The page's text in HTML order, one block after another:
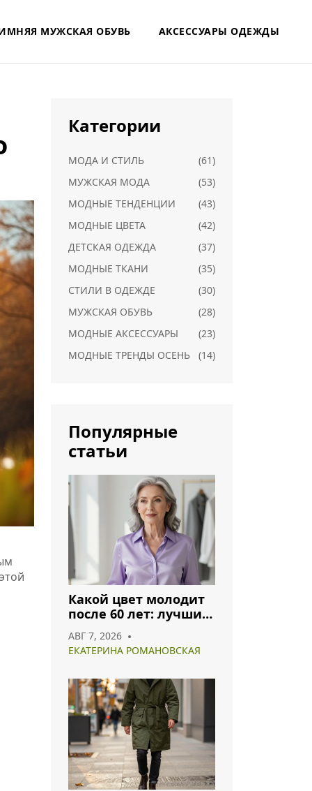
МУЖСКАЯ ОБУВЬ АКСЕССУАРЫ ОДЕЖДЫ
Категории
МОДА И СТИЛЬ
(61)
МУЖСКАЯ МОДА
(53)
МОДНЫЕ ТЕНДЕНЦИИ
(43)
МОДНЫЕ ЦВЕТА
(42)
ДЕТСКАЯ ОДЕЖДА
(37)
МОДНЫЕ ТКАНИ
(35)
СТИЛИ В ОДЕЖДЕ
(30)
МУЖСКАЯ ОБУВЬ
(28)
МОДНЫЕ АКСЕССУАРЫ
(23)
МОДНЫЕ ТРЕНДЫ ОСЕНЬ
(14)
Популярные
статьи
Какой цвет молодит
после 60 лет: лучшие
оттенки для
гармоничного образа
АВГ 7, 2026
ЕКАТЕРИНА РОМАНОВСКАЯ